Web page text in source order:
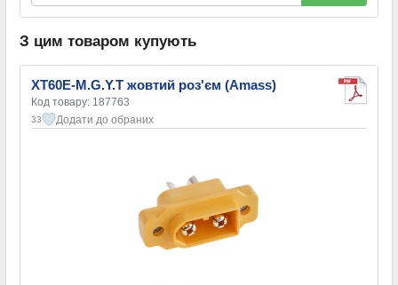
З цим товаром купують
XT60E-M.G.Y.T жовтий роз'єм (Amass)
Код товару: 187763
33 Додати до обраних